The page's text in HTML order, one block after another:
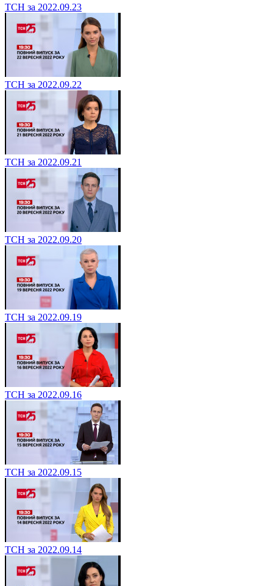
ТСН за 2022.09.23
ТСН за 2022.09.22
ТСН за 2022.09.21
ТСН за 2022.09.20
ТСН за 2022.09.19
ТСН за 2022.09.16
ТСН за 2022.09.15
ТСН за 2022.09.14